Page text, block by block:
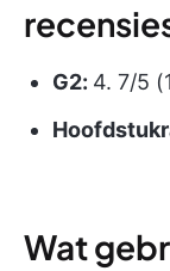
G2: 4. 7/5
Wat